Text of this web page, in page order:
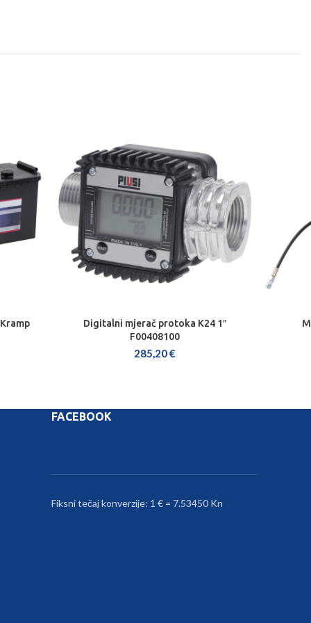
DODAJ U KOŠARICU
Digitalni mjerač protoka K24 1″
F00408100
285,20€
FACEBOOK
Fiksni tečaj konverzije: 1 € = 7.53450 Kn